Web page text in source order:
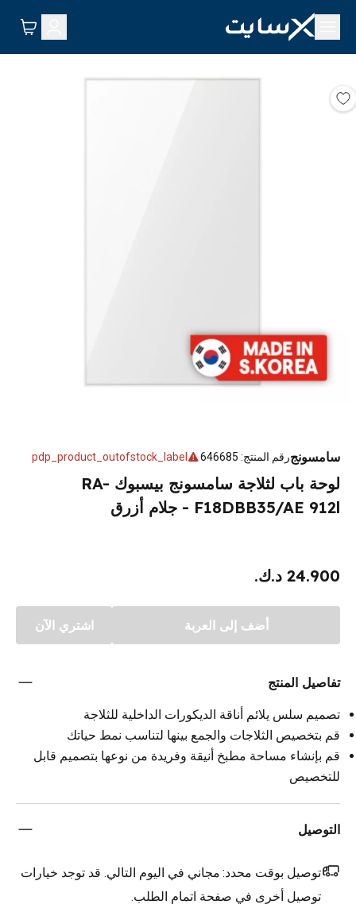
سامسونجرقم المنتج:
646685
pdp_product_outofstock_label
لوحة باب لثلاجة سامسونج بيسبوك RA-
F18DBB35/AE 912l - جلام أزرق
24.900 د.ك.
أضف إلى العربة اشتري الآن
تفاصيل المنتج
تصميم سلس يلائم أناقة الديكورات الداخلية للثلاجة
قم بتخصيص الثلاجات والجمع بينها لتناسب نمط حياتك
قم بإنشاء مساحة مطبخ أنيقة وفريدة من نوعها بتصميم قابل
للتخصيص
التوصيل
توصيل بوقت محدد: مجاني في اليوم التالي. قد توجد خيارات
توصيل أخرى في صفحة اتمام الطلب.